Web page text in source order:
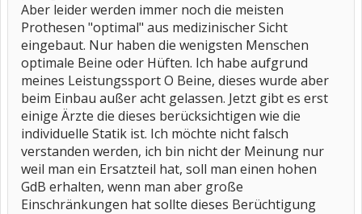
Aber leider werden immer noch die meisten
Prothesen "optimal" aus medizinischer Sicht
eingebaut. Nur haben die wenigsten Menschen
optimale Beine oder Hüften. Ich habe aufgrund
meines Leistungssport O Beine, dieses wurde aber
beim Einbau außer acht gelassen. Jetzt gibt es erst
einige Ärzte die dieses berücksichtigen wie die
individuelle Statik ist. Ich möchte nicht falsch
verstanden werden, ich bin nicht der Meinung nur
weil man ein Ersatzteil hat, soll man einen hohen
GdB erhalten, wenn man aber große
Einschränkungen hat sollte dieses Berüchtigung